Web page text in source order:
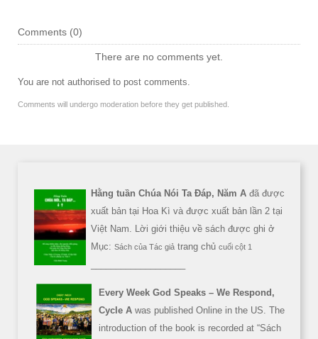
Comments (0)
There are no comments yet.
You are not authorised to post comments.
Comments will undergo moderation before they get published.
Hằng tuần Chúa Nói Ta Đáp, Năm A đã được
xuất bản tại Hoa Kì và được xuất bản lần 2 tại
Việt Nam. Lời giới thiệu về sách được ghi ở
Mục: Sách của Tác giả trang chủ cuối cột 1
Every Week God Speaks – We Respond,
Cycle A was published Online in the US. The
introduction of the book is recorded at “Sách